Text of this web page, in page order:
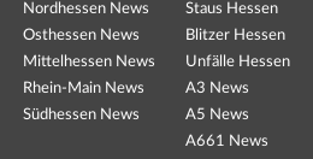
Nordhessen News
Osthessen News
Mittelhessen News
Rhein-Main News
Südhessen News
Staus Hessen
Blitzer Hessen
Unfälle Hessen
A3 News
A5 News
A661 News